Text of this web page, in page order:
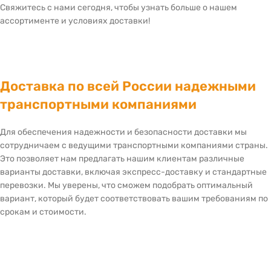
Свяжитесь с нами сегодня, чтобы узнать больше о нашем
ассортименте и условиях доставки!
Доставка по всей России надежными
транспортными компаниями
Для обеспечения надежности и безопасности доставки мы
сотрудничаем с ведущими транспортными компаниями страны.
Это позволяет нам предлагать нашим клиентам различные
варианты доставки, включая экспресс-доставку и стандартные
перевозки. Мы уверены, что сможем подобрать оптимальный
вариант, который будет соответствовать вашим требованиям по
срокам и стоимости.